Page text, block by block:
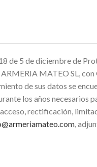
de 5 de diciembre de
MATEO SL,
de sus datos se
los años necesarios
rectificación,
,